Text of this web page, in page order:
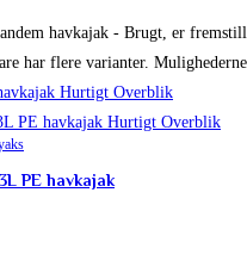
havkajak - Brugt, er
har flere varianter.
Hurtigt Overblik
Hurtigt Overblik
PE havkajak